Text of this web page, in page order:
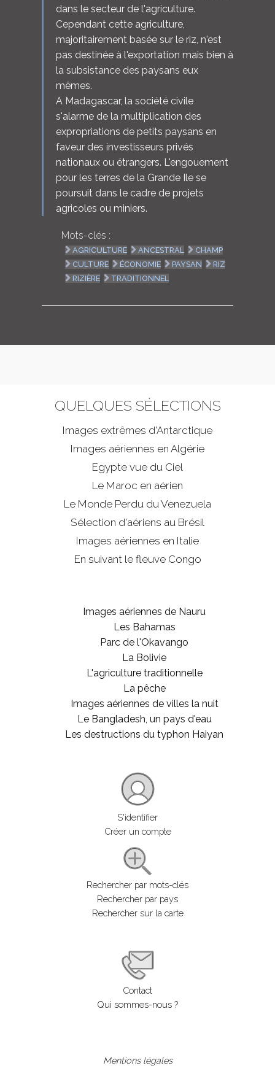
dans le secteur de l'agriculture.
Cependant cette agriculture,
majoritairement basée sur le riz, n'est
pas destinée à l'exportation mais bien à
la subsistance des paysans eux
mêmes.
A Madagascar, la société civile
s'alarme de la multiplication des
expropriations de petits paysans en
faveur des investisseurs privés
nationaux ou étrangers. L'engouement
pour les terres de la Grande Ile se
poursuit dans le cadre de projets
agricoles ou miniers.
Mots-clés :
AGRICULTURE ANCESTRAL
CHAMP
CULTURE
ÉCONOMIE PAYSAN
RIZ
RIZIÈRE
TRADITIONNEL
QUELQUES SÉLECTIONS
Images extrêmes d'Antarctique
Images aériennes en Algérie
Egypte vue du Ciel
Le Maroc en aérien
Le Monde Perdu du Venezuela
Sélection d'aériens au Brésil
Images aériennes en Italie
En suivant le fleuve Congo
Images aériennes de Nauru
Les Bahamas
Parc de l'Okavango
La Bolivie
L'agriculture traditionnelle
La pêche
Images aériennes de villes la nuit
Le Bangladesh, un pays d'eau
Les destructions du typhon Haiyan
S'identifier
Créer un compte
Rechercher par mots-clés
Rechercher par pays
Rechercher sur la carte
Contact
Qui sommes-nous ?
Mentions légales